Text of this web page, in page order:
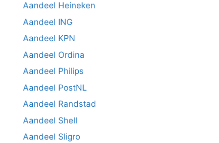
Aandeel Heineken
Aandeel ING
Aandeel KPN
Aandeel Ordina
Aandeel Philips
Aandeel PostNL
Aandeel Randstad
Aandeel Shell
Aandeel Sligro